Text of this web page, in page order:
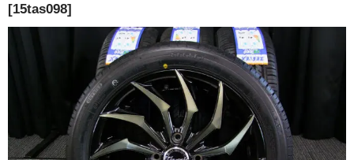
15インチ：冬タイヤホイール
16インチ：冬タイヤホイール
17インチ：冬タイヤホイール
18インチ：冬タイヤホイール
[15tas098]